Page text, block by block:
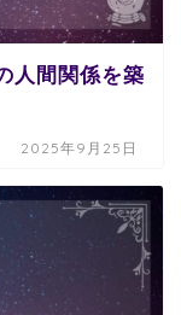
人間関係を築
2025年9月25日